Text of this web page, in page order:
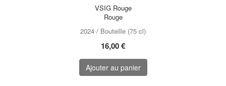
VSIG Rouge
Rouge
2024 / Bouteille (75 cl)
16,00 €
Ajouter au panier